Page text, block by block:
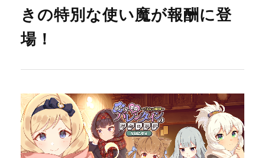
きの特別な使い魔が報酬に登
場！